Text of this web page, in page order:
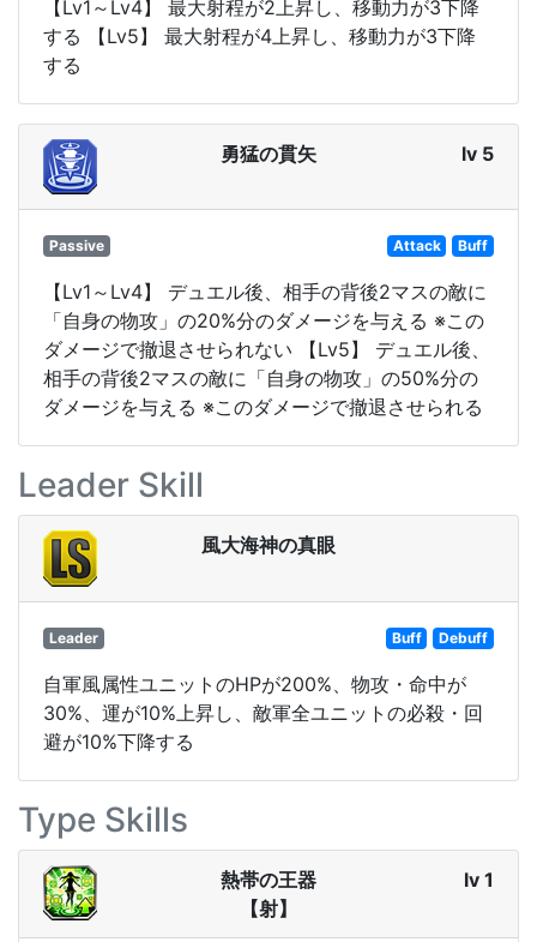
【Lv1～Lv4】 最大射程が2上昇し、移動力が3下降
する 【Lv5】 最大射程が4上昇し、移動力が3下降
する
勇猛の貫矢 lv 5
Passive Attack Buff
【Lv1～Lv4】 デュエル後、相手の背後2マスの敵に
「自身の物攻」の20%分のダメージを与える ※この
ダメージで撤退させられない 【Lv5】 デュエル後、
相手の背後2マスの敵に「自身の物攻」の50%分の
ダメージを与える ※このダメージで撤退させられる
Leader Skill
風大海神の真眼
Leader Buff Debuff
自軍風属性ユニットのHPが200%、物攻・命中が
30%、運が10%上昇し、敵軍全ユニットの必殺・回
避が10%下降する
Type Skills
熱帯の王器
【射】
lv 1